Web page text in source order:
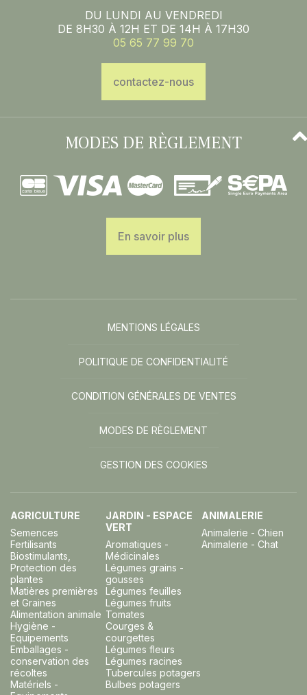
DU LUNDI AU VENDREDI
DE 8H30 À 12H ET DE 14H À 17H30
05 65 77 99 70
contactez-nous
MODES DE RÈGLEMENT
En savoir plus
MENTIONS LÉGALES
POLITIQUE DE CONFIDENTIALITÉ
CONDITION GÉNÉRALES DE VENTES
MODES DE RÈGLEMENT
GESTION DES COOKIES
AGRICULTURE
Semences
Fertilisants
Biostimulants,
Protection des
plantes
Matières premières
et Graines
Alimentation animale
Hygiène -
Equipements
Emballages -
conservation des
récoltes
Matériels -
JARDIN - ESPACE
VERT
Aromatiques -
Médicinales
Légumes grains -
gousses
Légumes feuilles
Légumes fruits
Tomates
Courges &
courgettes
Légumes fleurs
Légumes racines
Tubercules potagers
Bulbes potagers
ANIMALERIE
Animalerie - Chien
Animalerie - Chat